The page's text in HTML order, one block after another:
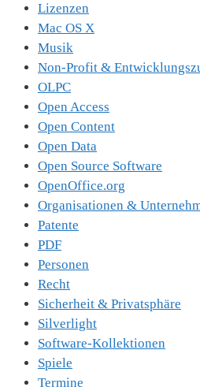
Lizenzen
Mac OS X
Musik
Non-Profit &
OLPC
Open Access
Open Content
Open Data
Open Source Software
OpenOffice.org
Organisationen &
Patente
PDF
Personen
Recht
Sicherheit & Privatsphäre
Silverlight
Software-Kollektionen
Spiele
Termine